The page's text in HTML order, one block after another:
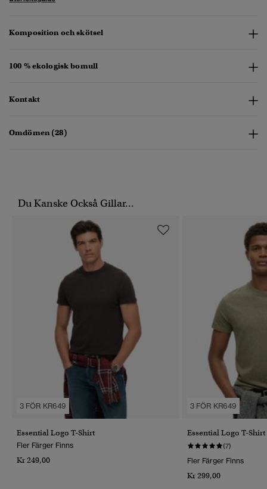
Komposition och skötsel
100 % ekologisk bomull
Kontakt
Omdömen (28)
Du Kanske Också Gillar...
3 FÖR KR649
Essential Logo T-Shirt
Fler Färger Finns
Kr 249,00
3 FÖR KR649
Essential Logo T-Shirt
(7)
Fler Färger Finns
Kr 299,00